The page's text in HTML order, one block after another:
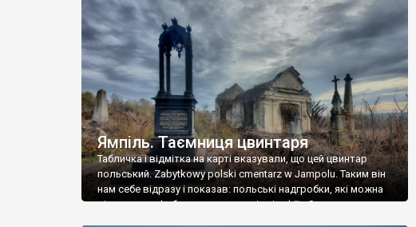
делікатес. На цвинтарі у Голубечому ціла колекція
різноманітних форм хрестів. Село відносно невелике, […]
Ямпіль. Таємниця цвинтаря
Табличка і відмітка на карті вказували, що цей цвинтар
польський. Zabytkowy polski cmentarz w Jampolu. Таким він
нам себе відразу і показав: польські надгробки, які можна
віднести до фабричних, польські епітафії… Загалом цвинтар